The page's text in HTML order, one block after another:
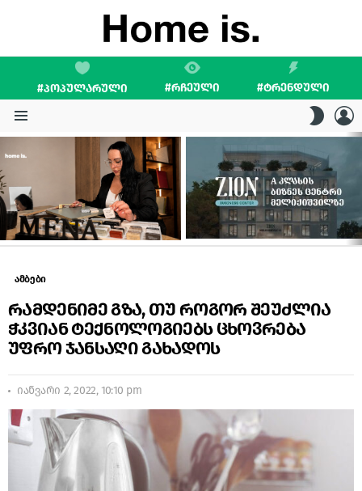
#ᲞᲝᲞᲣᲚᲐᲠᲣᲚᲘ #ᲠᲩᲔᲣᲚᲘ #ᲢᲠᲔᲜᲓᲣᲚᲘ
SKIN
STORIES
ამბები
რამდენიმე გზა, თუ როგორ შეუძლია
ჭკვიან ტექნოლოგიებს ცხოვრება
უფრო ჯანსაღი გახადოს
იანვარი 2, 2022, 10:10 pm